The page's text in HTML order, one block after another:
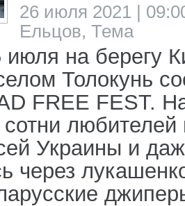
26 июля 2021 |
Ельцов, Тема
на берегу
Толокунь
FREE FEST.
сотни любителей
Украины и
через